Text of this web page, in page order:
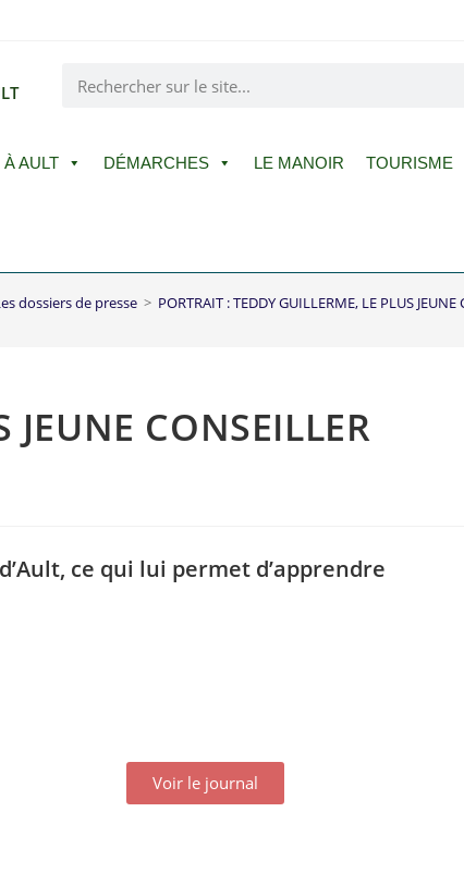
AULT DÉMARCHES LE MANOIR TOURISME
dossiers de presse > PORTRAIT : TEDDY GUILLERME, LE PLUS
JEUNE CONSEILLER
ce qui lui permet d’apprendre
Voir le journal